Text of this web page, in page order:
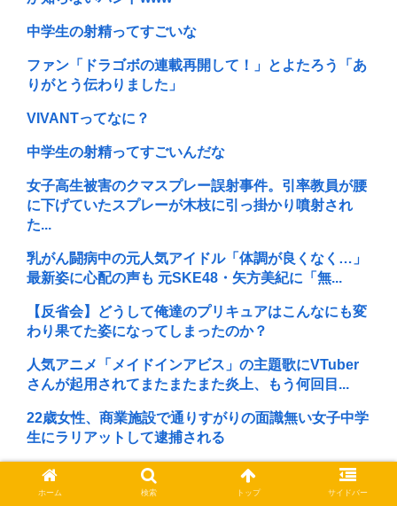
中学生の射精ってすごいな
ファン「ドラゴボの連載再開して！」とよたろう「あ
りがとう伝わりました」
VIVANTってなに？
中学生の射精ってすごいんだな
女子高生被害のクマスプレー誤射事件。引率教員が腰
に下げていたスプレーが木枝に引っ掛かり噴射され
た...
乳がん闘病中の元人気アイドル「体調が良くなく…」
最新姿に心配の声も 元SKE48・矢方美紀に「無...
【反省会】どうして俺達のプリキュアはこんなにも変
わり果てた姿になってしまったのか？
人気アニメ「メイドインアビス」の主題歌にVTuber
さんが起用されてまたまたまた炎上、もう何回目...
22歳女性、商業施設で通りすがりの面識無い女子中学
生にラリアットして逮捕される
京大病院、腫瘍と間違えて脳幹を摘出してしまう
ホーム 検索 トップ サイドバー